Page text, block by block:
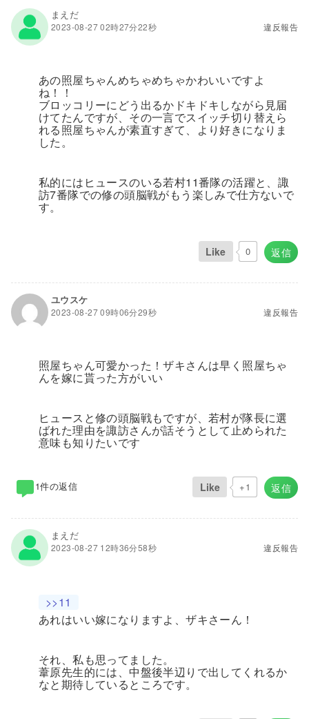
まえだ
2023-08-27 02時27分22秒 違反報告
あの照屋ちゃんめちゃめちゃかわいいですよ
ね！！
ブロッコリーにどう出るかドキドキしながら見届
けてたんですが、その一言でスイッチ切り替えら
れる照屋ちゃんが素直すぎて、より好きになりま
した。
私的にはヒュースのいる若村11番隊の活躍と、諏
訪7番隊での修の頭脳戦がもう楽しみで仕方ないで
す。
返信
Like 0
ユウスケ
2023-08-27 09時06分29秒 違反報告
照屋ちゃん可愛かった！ザキさんは早く照屋ちゃ
んを嫁に貰った方がいい
ヒュースと修の頭脳戦もですが、若村が隊長に選
ばれた理由を諏訪さんが話そうとして止められた
意味も知りたいです
返信
Like +1
1件の返信
まえだ
2023-08-27 12時36分58秒 違反報告
>>11
あれはいい嫁になりますよ、ザキさーん！
それ、私も思ってました。
葦原先生的には、中盤後半辺りで出してくれるか
なと期待しているところです。